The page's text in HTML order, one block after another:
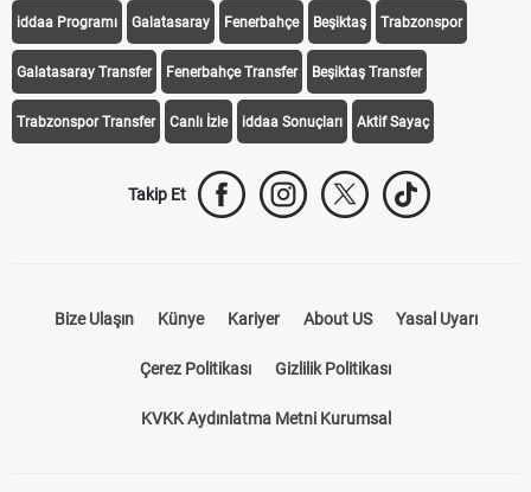
iddaa Programı Galatasaray Fenerbahçe Beşiktaş Trabzonspor
Galatasaray Transfer Fenerbahçe Transfer Beşiktaş Transfer
Trabzonspor Transfer Canlı İzle iddaa Sonuçları Aktif Sayaç